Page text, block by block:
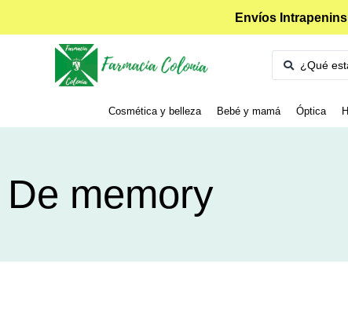
Envíos
Cosmética y belleza Bebé y mamá Óptica
De memory